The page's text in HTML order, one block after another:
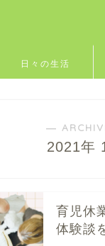
日々の生活
―
2021年
育児休
体験談